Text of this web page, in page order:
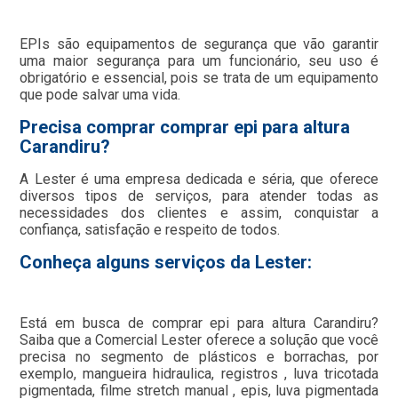
EPIs são equipamentos de segurança que vão garantir
uma maior segurança para um funcionário, seu uso é
obrigatório e essencial, pois se trata de um equipamento
que pode salvar uma vida.
Precisa comprar comprar epi para altura
Carandiru?
A Lester é uma empresa dedicada e séria, que oferece
diversos tipos de serviços, para atender todas as
necessidades dos clientes e assim, conquistar a
confiança, satisfação e respeito de todos.
Conheça alguns serviços da Lester:
Está em busca de comprar epi para altura Carandiru?
Saiba que a Comercial Lester oferece a solução que você
precisa no segmento de plásticos e borrachas, por
exemplo, mangueira hidraulica, registros , luva tricotada
pigmentada, filme stretch manual , epis, luva pigmentada